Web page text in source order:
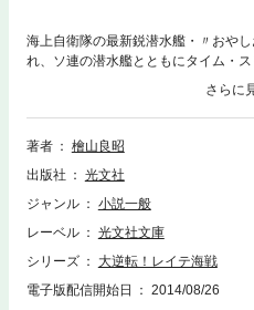
海上自衛隊の最新鋭潜水艦・〃おや
れ、ソ連の潜水艦とともにタイム・
の海戦・レイテ海戦の真っ只中！
上に浮かぶ米空母に魚雷を撃ち込ん
待ち受ける米機動部隊が……！？ 海
まった！
著者
檜山良昭
出版社
光文社
ジャンル
小説一般
レーベル
光文社文庫
シリーズ
大逆転！レイテ海戦
電子版配信開始日
2014/08/26